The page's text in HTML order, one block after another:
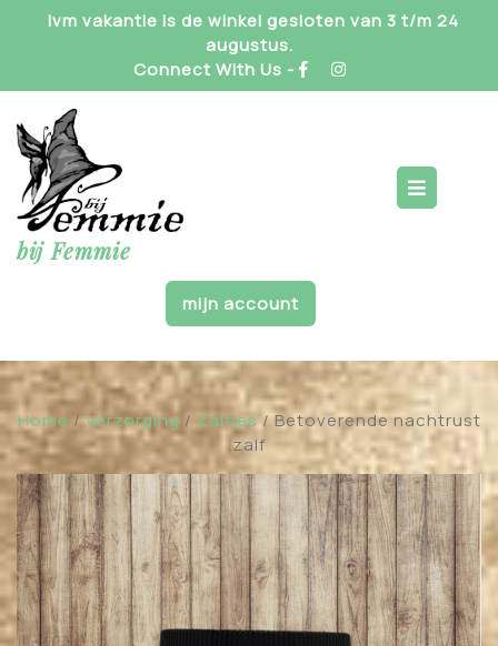
Ivm vakantie is de winkel gesloten van 3 t/m 24
augustus.
Connect With Us -
bij Femmie
mijn account
Home /Verzorging / Zalfjes/ Betoverende nachtrust
zalf